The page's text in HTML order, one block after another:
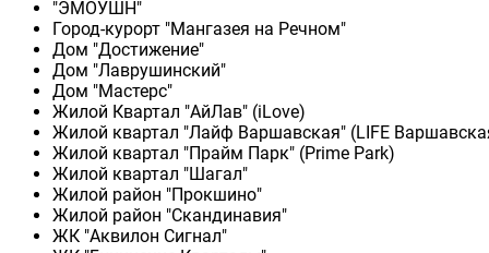
"ЭМОУШН"
Город-курорт "Мангазея на Речном"
Дом "Достижение"
Дом "Лаврушинский"
Дом "Мастерс"
Жилой Квартал "АйЛав" (iLove)
Жилой квартал "Лайф Варшавская" (LIFE
Жилой квартал "Прайм Парк" (Prime Park)
Жилой квартал "Шагал"
Жилой район "Прокшино"
Жилой район "Скандинавия"
ЖК "Аквилон Сигнал"